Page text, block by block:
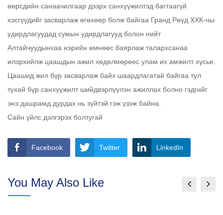
өөрсдийн санаачилгаар дээрх санхүүжилтэд багтаагүй
хэсгүүдийг засварлаж өгөхөөр болж байгаа Гранд Рөүд ХХК-ны
удирдлагуудад сумын удирдлагууд болон нийт
Алтайчуудынхаа нэрийн өмнөөс баярлаж талархсанаа
илэрхийлж цаашдын ажил хөдөлмөрөөс улам их амжилт хүсье.
Цаашид жил бүр засварлаж байх шаардлагатай байгаа тул
тухай бүр санхүүжилт шийдвэрлүүлэн ажиллах болно гэдгийг
энэ дашрамд дурдах нь зүйтэй гэж үзэж байна.
Сайн үйлс дэлгэрэх болтугай
Facebook Twitter LinkedIn
You May Also Like